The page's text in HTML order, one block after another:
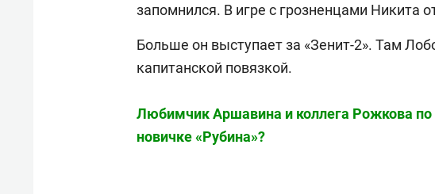
запомнился. В игре с грозненцами Никита
Больше он выступает за «Зенит-2». Там
капитанской повязкой.
Любимчик Аршавина и коллега Рожкова по
новичке «Рубина»?